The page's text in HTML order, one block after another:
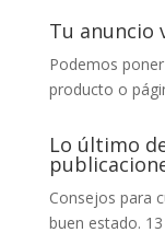
Tu anuncio
Podemos
producto o
Lo último
Consejos para
buen estado.